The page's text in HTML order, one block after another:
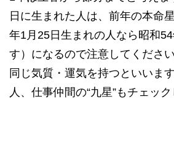
日に生まれた人は、前年の本命
年1月25日生まれの人なら昭和
す）になるので注意してくださ
同じ気質・運気を持つといいま
人、仕事仲間の“九星”もチェック